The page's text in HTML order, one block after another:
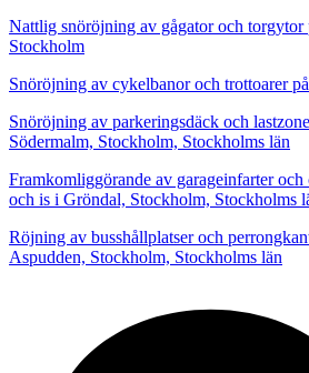
Nattlig snöröjning av gågator och torgytor
Stockholm
Snöröjning av cykelbanor och trottoarer
Snöröjning av parkeringsdäck och
Södermalm, Stockholm, Stockholms län
Framkomliggörande av garageinfarter
och is i Gröndal, Stockholm, Stockholms
Röjning av busshållplatser och
Aspudden, Stockholm, Stockholms län